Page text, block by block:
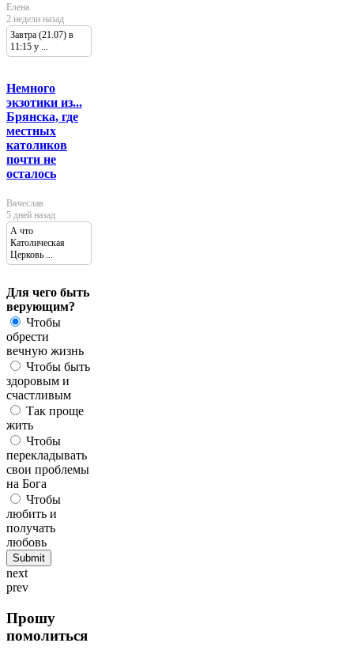
Елена
2 недели назад
Завтра (21.07) в
11:15 у ...
Немного
экзотики из...
Брянска, где
местных
католиков
почти не
осталось
Вячеслав
5 дней назад
А что
Католическая
Церковь ...
Для чего быть
верующим?
Чтобы
обрести
вечную жизнь
Чтобы быть
здоровым и
счастливым
Так проще
жить
Чтобы
перекладывать
свои проблемы
на Бога
Чтобы
любить и
получать
любовь
next
prev
Прошу
помолиться